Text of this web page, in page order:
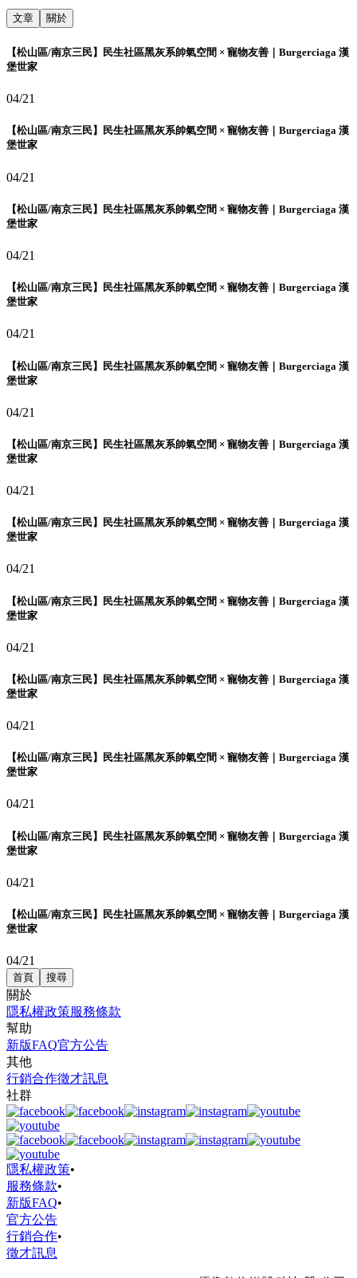
文章 關於
【松山區/南京三民】民生社區黑灰系帥氣空間 × 寵物友善｜Burgerciaga 漢
堡世家
04/21
【松山區/南京三民】民生社區黑灰系帥氣空間 × 寵物友善｜Burgerciaga 漢
堡世家
04/21
【松山區/南京三民】民生社區黑灰系帥氣空間 × 寵物友善｜Burgerciaga 漢
堡世家
04/21
【松山區/南京三民】民生社區黑灰系帥氣空間 × 寵物友善｜Burgerciaga 漢
堡世家
04/21
【松山區/南京三民】民生社區黑灰系帥氣空間 × 寵物友善｜Burgerciaga 漢
堡世家
04/21
【松山區/南京三民】民生社區黑灰系帥氣空間 × 寵物友善｜Burgerciaga 漢
堡世家
04/21
【松山區/南京三民】民生社區黑灰系帥氣空間 × 寵物友善｜Burgerciaga 漢
堡世家
04/21
【松山區/南京三民】民生社區黑灰系帥氣空間 × 寵物友善｜Burgerciaga 漢
堡世家
04/21
【松山區/南京三民】民生社區黑灰系帥氣空間 × 寵物友善｜Burgerciaga 漢
堡世家
04/21
【松山區/南京三民】民生社區黑灰系帥氣空間 × 寵物友善｜Burgerciaga 漢
堡世家
04/21
【松山區/南京三民】民生社區黑灰系帥氣空間 × 寵物友善｜Burgerciaga 漢
堡世家
04/21
【松山區/南京三民】民生社區黑灰系帥氣空間 × 寵物友善｜Burgerciaga 漢
堡世家
04/21
首頁 搜尋
關於
隱私權政策服務條款
幫助
新版FAQ官方公告
其他
行銷合作徵才訊息
社群
隱私權政策•
服務條款•
新版FAQ•
官方公告
行銷合作•
徵才訊息